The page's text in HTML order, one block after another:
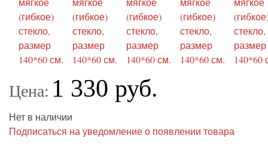
Цена: 1 330 руб.
Нет в наличии
Подписаться на уведомление о появлении товара